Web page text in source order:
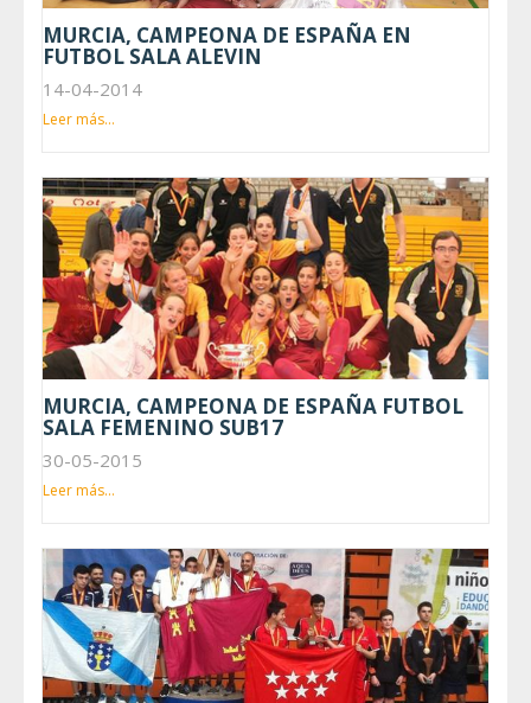
MURCIA, CAMPEONA DE ESPAÑA EN
FUTBOL SALA ALEVIN
14-04-2014
Leer más...
MURCIA, CAMPEONA DE ESPAÑA FUTBOL
SALA FEMENINO SUB17
30-05-2015
Leer más...